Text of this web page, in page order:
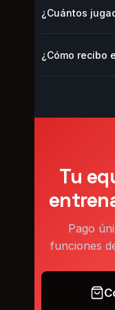
perfecto en
¿Cuántos
todos los
¿Cómo recibo
Tu
Pago
funciones